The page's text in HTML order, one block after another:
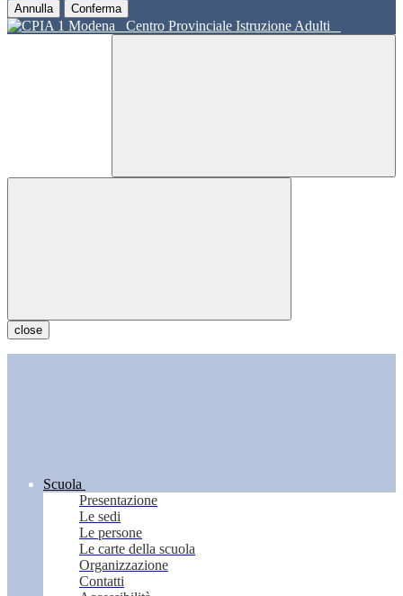
Annulla Conferma
Centro Provinciale Istruzione Adulti
close
Scuola
Presentazione
Le sedi
Le persone
Le carte della scuola
Organizzazione
Contatti